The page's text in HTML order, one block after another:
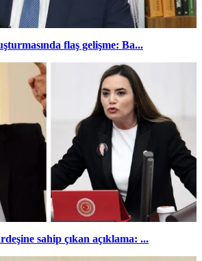
flaş gelişme: Ba...
sahip çıkan açıklama: ...